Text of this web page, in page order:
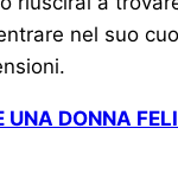
nel suo
UNA DONNA